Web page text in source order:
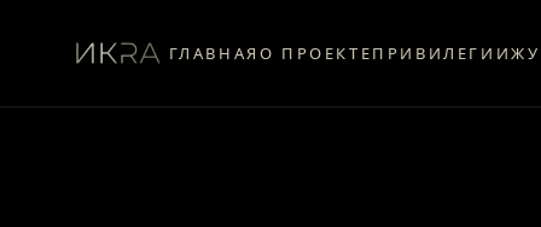
ГЛАВНАЯ О ПРОЕКТЕПРИВИЛЕГИИ